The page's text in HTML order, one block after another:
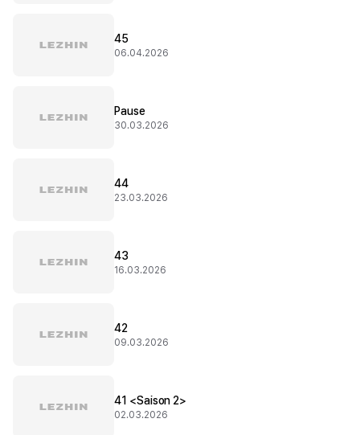
45
06.04.2026
Pause
30.03.2026
44
23.03.2026
43
16.03.2026
42
09.03.2026
41 <Saison 2>
02.03.2026